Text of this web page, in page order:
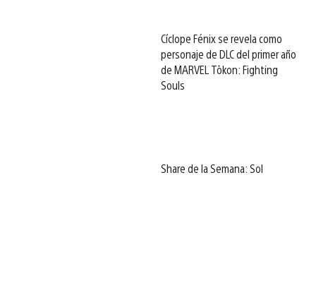
Cíclope Fénix se revela como
personaje de DLC del primer año
de MARVEL Tōkon: Fighting
Souls
Share de la Semana: Sol